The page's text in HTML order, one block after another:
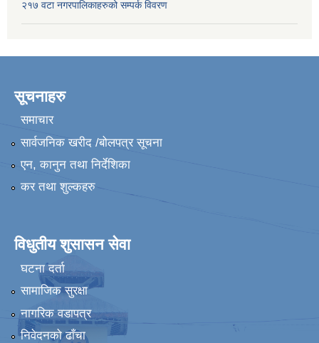
२१७ वटा नगरपालिकाहरुको सम्पर्क विवरण
सूचनाहरु
समाचार
सार्वजनिक खरीद /बोलपत्र सूचना
एन, कानुन तथा निर्देशिका
कर तथा शुल्कहरु
विधुतीय शुसासन सेवा
घटना दर्ता
सामाजिक सुरक्षा
नागरिक वडापत्र
निवेदनको ढाँचा